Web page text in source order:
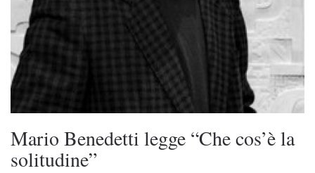
Mario Benedetti legge “Che cos’è la
solitudine”